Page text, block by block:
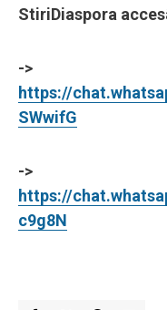
StiriDiaspora
->
https://
SWwifG
->
https://
c9g8N